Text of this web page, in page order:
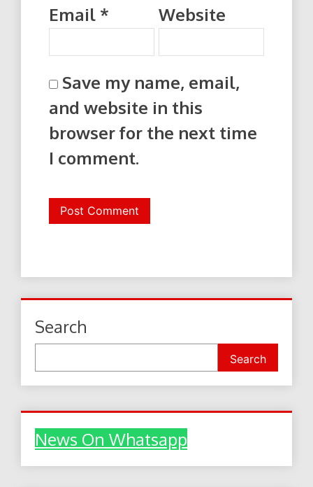
Email * Website
Save my name, email,
and website in this
browser for the next time
I comment.
Search
Search
News On Whatsapp